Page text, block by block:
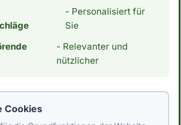
Seite 1 von 43
- Personalisiert für
Sie
- Relevanter und
nützlicher
Cookies